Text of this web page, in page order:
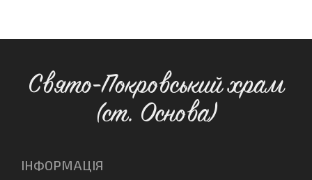
Свято-Покровський храм
(ст. Основа)
ІНФОРМАЦІЯ